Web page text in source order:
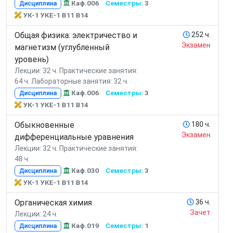
Дисциплина Каф.006 Семестры: 3
УК-1 УКЕ-1 В11 В14
Общая физика: электричество и
магнетизм (углубленный
уровень)
Лекции: 32 ч. Практические занятия:
64 ч. Лабораторные занятия: 32 ч.
252 ч.
Экзамен
Дисциплина Каф.006 Семестры: 3
УК-1 УКЕ-1 В11 В14
Обыкновенные
дифференциальные уравнения
Лекции: 32 ч. Практические занятия:
48 ч.
180 ч.
Экзамен
Дисциплина Каф.030 Семестры: 3
УК-1 УКЕ-1 В11 В14
Органическая химия
Лекции: 24 ч.
36 ч.
Зачет
Дисциплина Каф.019 Семестры: 1